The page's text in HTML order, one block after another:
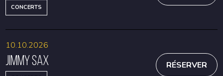
CONCERTS
Jimmy Sax
10.10.2026
RÉSERVER